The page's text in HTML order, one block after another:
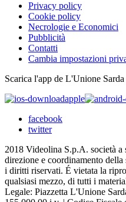
Privacy policy
Cookie policy
Necrologie e Economici
Pubblicità
Contatti
Cambia impostazioni
Scarica l'app de L'Unione Sarda
apple
facebook
twitter
2018 Videolina S.p.A. società a
direzione e coordinamento
i diritti riservati. É vietata la
qualsiasi mezzo, di tutti i
Legale: Piazzetta L'Unione